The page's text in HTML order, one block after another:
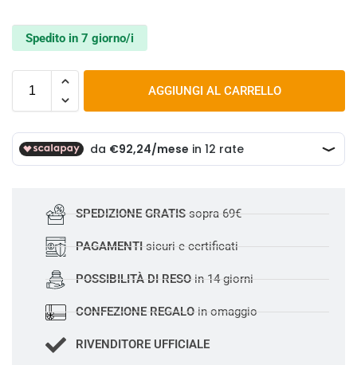
Spedito in 7 giorno/i
AGGIUNGI AL CARRELLO
SPEDIZIONE GRATISsopra 69€
PAGAMENTI sicuri e certificati
POSSIBILITÀ DI RESO in 14 giorni
CONFEZIONE REGALOin omaggio
RIVENDITORE UFFICIALE